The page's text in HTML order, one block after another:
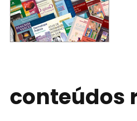
conteúdos